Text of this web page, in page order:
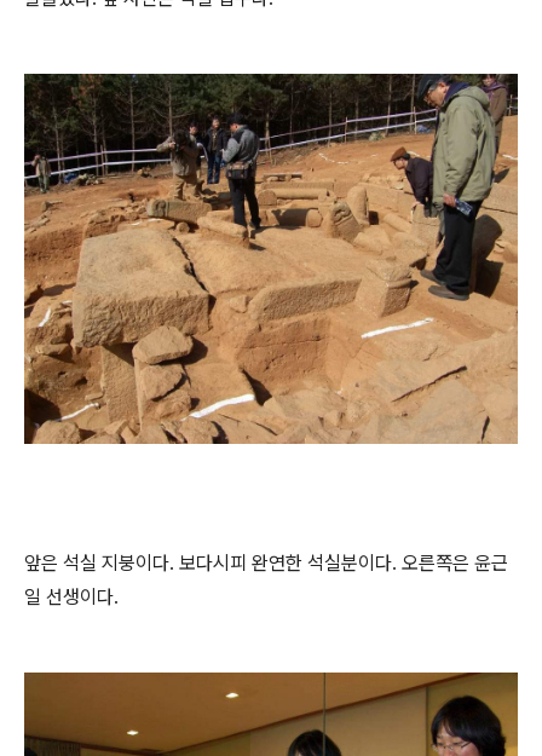
앞은 석실 지붕이다. 보다시피 완연한 석실분이다. 오른쪽은 윤근
일 선생이다.